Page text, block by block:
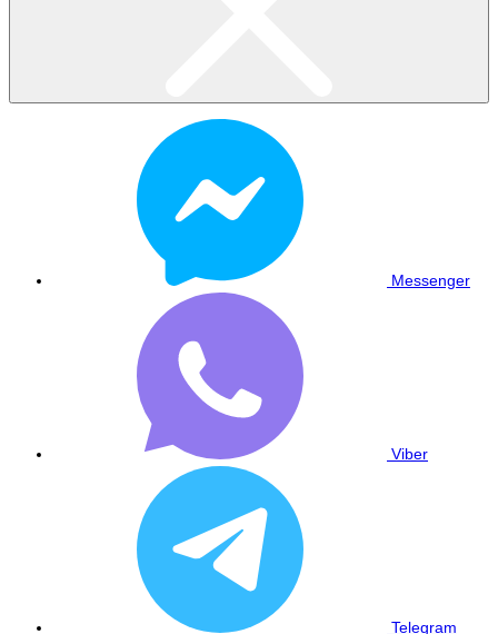
Messenger
Viber
Telegram